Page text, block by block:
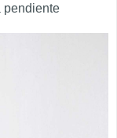
pendiente